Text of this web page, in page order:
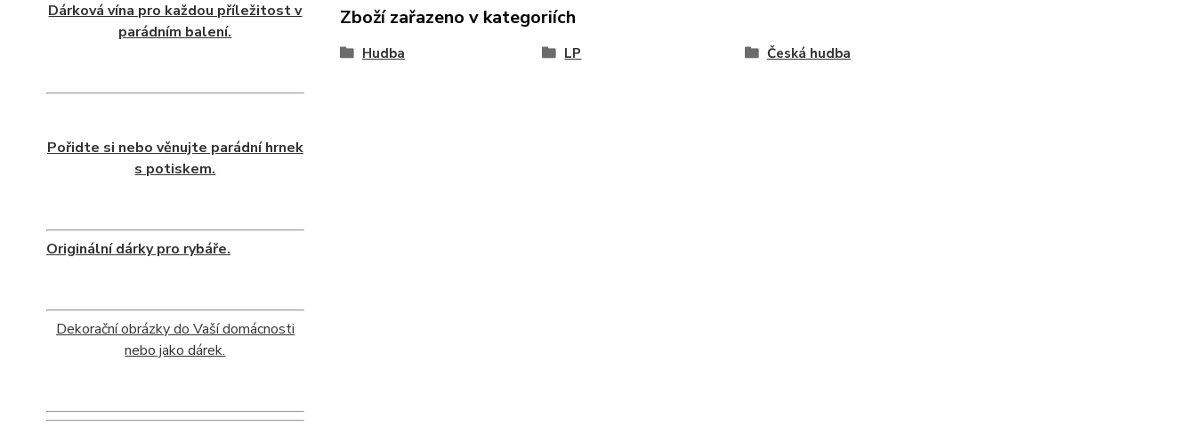
Dárková vína pro každou příležitost v
parádním balení.
Pořidte si nebo věnujte parádní hrnek
s potiskem.
Originální dárky pro rybáře.
Dekorační obrázky do Vaší domácnosti
nebo jako dárek.
Zboží zařazeno v kategoriích
Hudba LP Česká hudba